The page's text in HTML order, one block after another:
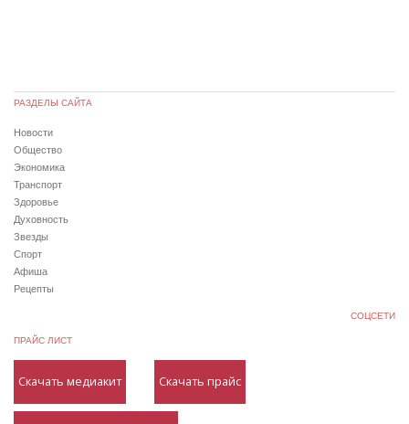
РАЗДЕЛЫ САЙТА
Новости
Общество
Экономика
Транспорт
Здоровье
Духовность
Звезды
Спорт
Афиша
Рецепты
СОЦСЕТИ
ПРАЙС ЛИСТ
Скачать медиакит Скачать прайс